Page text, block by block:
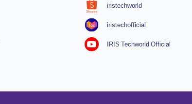
iristechworld
iristechofficial
IRIS Techworld Official